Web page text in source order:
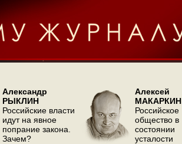
Александр
РЫКЛИН
Российские власти
идут на явное
попрание закона.
Зачем?
Алексей
МАКАРКИН
Российское
общество в
состоянии
усталости